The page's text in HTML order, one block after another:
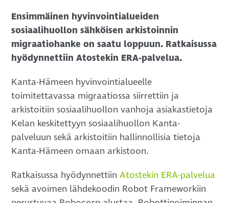
Ensimmäinen hyvinvointialueiden
sosiaalihuollon sähköisen arkistoinnin
migraatiohanke on saatu loppuun. Ratkaisussa
hyödynnettiin Atostekin ERA-palvelua.
Kanta-Hämeen hyvinvointialueelle
toimitettavassa migraatiossa siirrettiin ja
arkistoitiin sosiaalihuollon vanhoja asiakastietoja
Kelan keskitettyyn sosiaalihuollon Kanta-
palveluun sekä arkistoitiin hallinnollisia tietoja
Kanta-Hämeen omaan arkistoon.
Ratkaisussa hyödynnettiinAtostekin ERA-palvelua
sekä avoimen lähdekoodin Robot Frameworkiin